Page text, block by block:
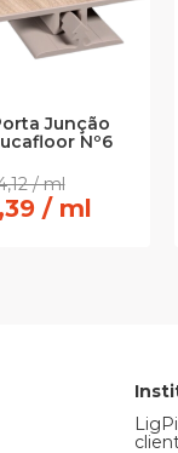
Junção
Nº6
/ ml
/ ml